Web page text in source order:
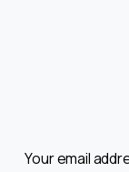
Your email